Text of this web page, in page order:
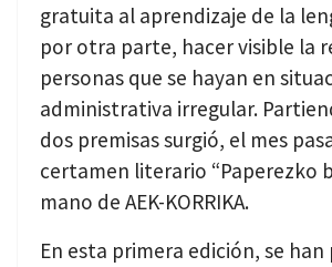
gratuita al aprendizaje de la
por otra parte, hacer visible la
personas que se hayan en
administrativa irregular.
dos premisas surgió, el mes
certamen literario “Paperezko
mano de AEK-KORRIKA.
En esta primera edición, se